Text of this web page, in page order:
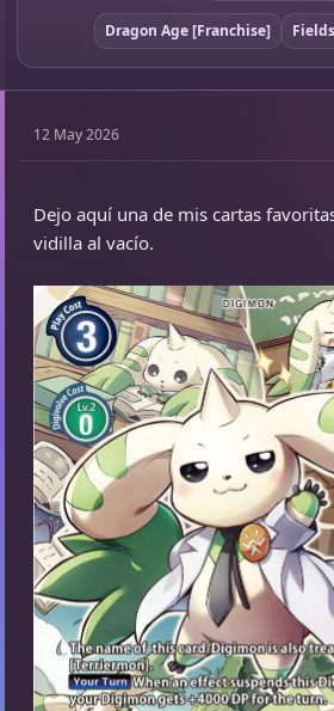
Dragon Age [Franchise]
12 May 2026
Dejo aquí una de mis cartas
vidilla al vacío.